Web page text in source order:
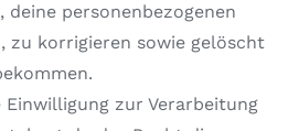
personenbezogenen
zu korrigieren sowie gelöscht
Einwilligung zur Verarbeitung